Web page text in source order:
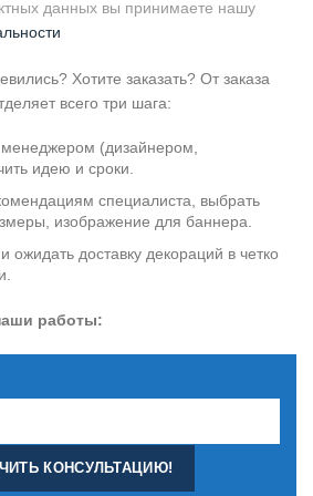
данных вы принимаете нашу
Хотите заказать? От заказа
всего три шага:
(дизайнером,
идею и сроки.
специалиста, выбрать
изображение для баннера.
ожидать доставку декораций в четко
работы: